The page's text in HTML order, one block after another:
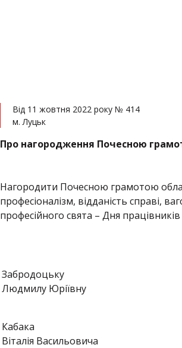
Від 11 жовтня 2022 року № 414
м. Луцьк
Про нагородження Почесною
Нагородити Почесною грамотою
професіоналізм, відданість справі,
професійного свята – Дня працівників
Забродоцьку
Людмилу Юріївну
Кабака
Віталія Васильовича